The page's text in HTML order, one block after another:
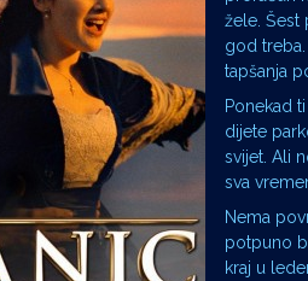
žele. Šest
god
tapšanja
Ponekad
dijete
svijet. Ali
sva
Nema
potpuno
kraj u